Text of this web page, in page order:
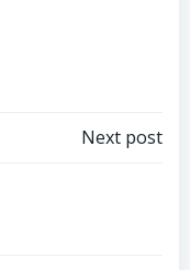
Next post